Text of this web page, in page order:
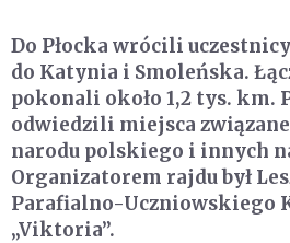
Do Płocka wrócili
do Katynia i Smoleńska.
pokonali około 1,2 tys. km.
odwiedzili miejsca
narodu polskiego i innych
Organizatorem rajdu był
Parafialno-Uczniowskiego
„Viktoria”.